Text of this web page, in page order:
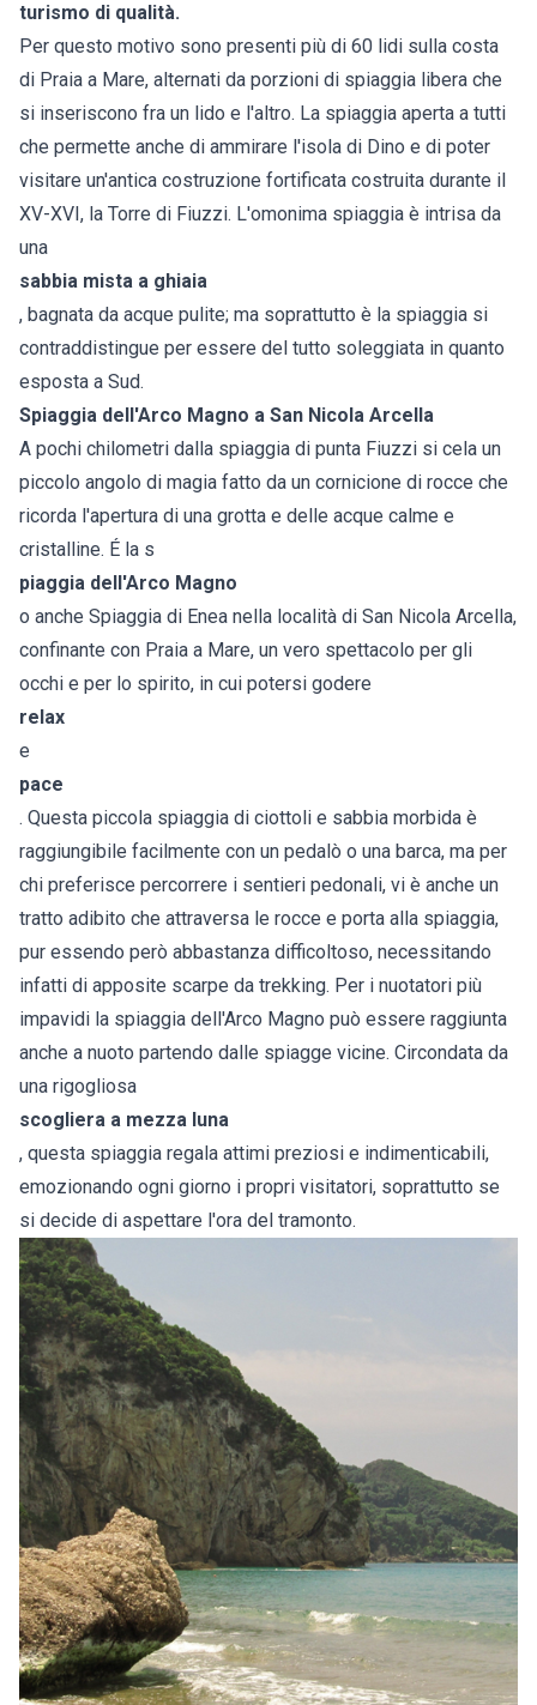
turismo di qualità.
Per questo motivo sono presenti più di 60 lidi sulla costa
di Praia a Mare, alternati da porzioni di spiaggia libera che
si inseriscono fra un lido e l'altro. La spiaggia aperta a tutti
che permette anche di ammirare l'isola di Dino e di poter
visitare un'antica costruzione fortificata costruita durante il
XV-XVI, la Torre di Fiuzzi. L'omonima spiaggia è intrisa da
una
sabbia mista a ghiaia
, bagnata da acque pulite; ma soprattutto è la spiaggia si
contraddistingue per essere del tutto soleggiata in quanto
esposta a Sud.
Spiaggia dell'Arco Magno a San Nicola Arcella
A pochi chilometri dalla spiaggia di punta Fiuzzi si cela un
piccolo angolo di magia fatto da un cornicione di rocce che
ricorda l'apertura di una grotta e delle acque calme e
cristalline. É la s
piaggia dell'Arco Magno
o anche Spiaggia di Enea nella località di San Nicola Arcella,
confinante con Praia a Mare, un vero spettacolo per gli
occhi e per lo spirito, in cui potersi godere
relax
e
pace
. Questa piccola spiaggia di ciottoli e sabbia morbida è
raggiungibile facilmente con un pedalò o una barca, ma per
chi preferisce percorrere i sentieri pedonali, vi è anche un
tratto adibito che attraversa le rocce e porta alla spiaggia,
pur essendo però abbastanza difficoltoso, necessitando
infatti di apposite scarpe da trekking. Per i nuotatori più
impavidi la spiaggia dell'Arco Magno può essere raggiunta
anche a nuoto partendo dalle spiagge vicine. Circondata da
una rigogliosa
scogliera a mezza luna
, questa spiaggia regala attimi preziosi e indimenticabili,
emozionando ogni giorno i propri visitatori, soprattutto se
si decide di aspettare l'ora del tramonto.